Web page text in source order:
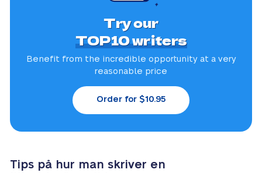
Try our
TOP10 writers
Benefit from the incredible opportunity at a very
reasonable price
Order for $10.95
Tips på hur man skriver en